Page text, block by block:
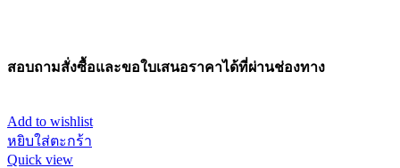
สอบถามสั่งซื้อและขอใบเสนอราคาได้ที่ผ่านช่องทาง
Add to wishlist
หยิบใส่ตะกร้า
Quick view